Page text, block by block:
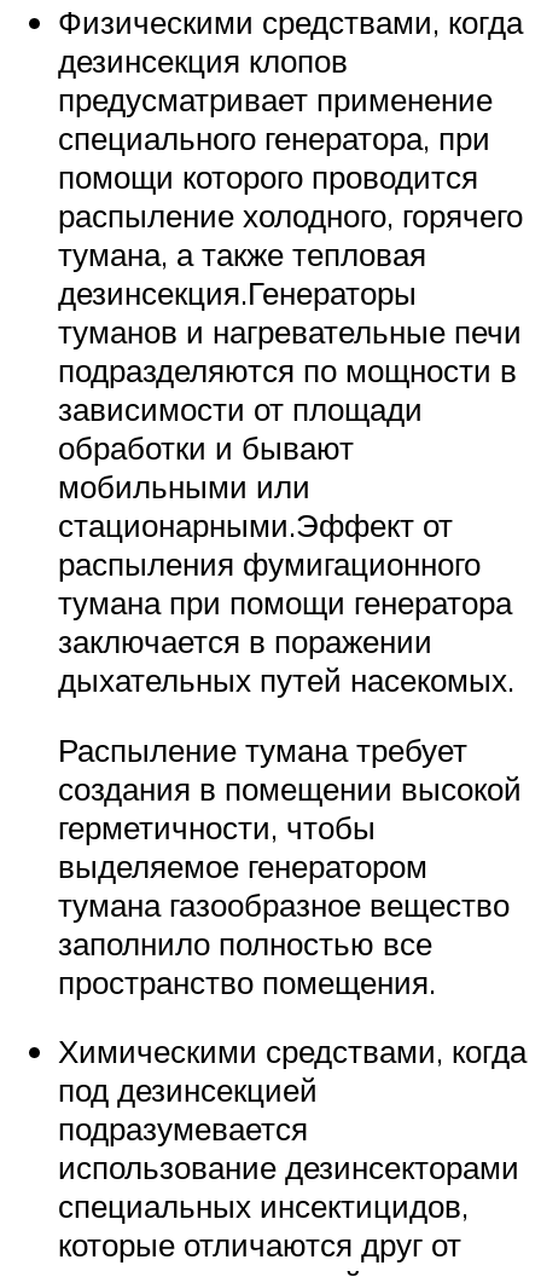
Физическими средствами, когда
дезинсекция клопов
предусматривает применение
специального генератора, при
помощи которого проводится
распыление холодного, горячего
тумана, а также тепловая
дезинсекция.Генераторы
туманов и нагревательные печи
подразделяются по мощности в
зависимости от площади
обработки и бывают
мобильными или
стационарными.Эффект от
распыления фумигационного
тумана при помощи генератора
заключается в поражении
дыхательных путей насекомых.
Распыление тумана требует
создания в помещении высокой
герметичности, чтобы
выделяемое генератором
тумана газообразное вещество
заполнило полностью все
пространство помещения.
Химическими средствами, когда
под дезинсекцией
подразумевается
использование дезинсекторами
специальных инсектицидов,
которые отличаются друг от